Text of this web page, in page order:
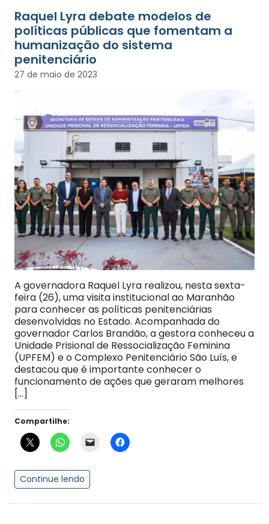
Raquel Lyra debate modelos de
políticas públicas que fomentam a
humanização do sistema
penitenciário
27 de maio de 2023
A governadora Raquel Lyra realizou, nesta sexta-
feira (26), uma visita institucional ao Maranhão
para conhecer as políticas penitenciárias
desenvolvidas no Estado. Acompanhada do
governador Carlos Brandão, a gestora conheceu a
Unidade Prisional de Ressocialização Feminina
(UPFEM) e o Complexo Penitenciário São Luís, e
destacou que é importante conhecer o
funcionamento de ações que geraram melhores
[…]
Compartilhe:
Continue lendo